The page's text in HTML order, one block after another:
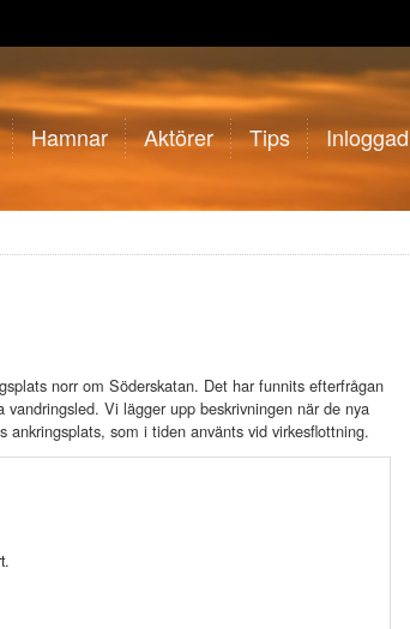
Hamnar Aktörer Tips Inloggad
norr om Söderskatan. Det har funnits efterfrågan
Vi lägger upp beskrivningen när de nya
som i tiden använts vid virkesflottning.